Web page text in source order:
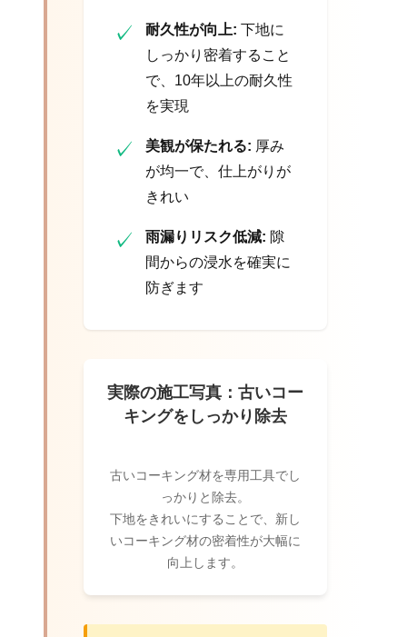
✓ 耐久性が向上: 下地に
しっかり密着すること
で、10年以上の耐久性
を実現
✓ 美観が保たれる: 厚み
が均一で、仕上がりが
きれい
✓ 雨漏りリスク低減: 隙
間からの浸水を確実に
防ぎます
実際の施工写真：古いコー
キングをしっかり除去
古いコーキング材を専用工具でし
っかりと除去。
下地をきれいにすることで、新し
いコーキング材の密着性が大幅に
向上します。